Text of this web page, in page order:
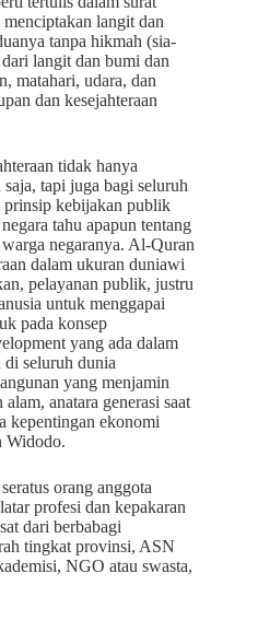
langit dan
tanpa hikmah (sia-
langit dan bumi dan
matahari, udara, dan
dan kesejahteraan
tidak hanya
tapi juga bagi seluruh
prinsip kebijakan publik
tahu apapun tentang
negaranya. Al-Quran
dalam ukuran duniawi
pelayanan publik, justru
untuk menggapai
pada konsep
yang ada dalam
seluruh dunia
yang menjamin
anatara generasi saat
kepentingan ekonomi
Widodo.
orang anggota
profesi dan kepakaran
dari berbabagi
tingkat provinsi, ASN
NGO atau swasta,